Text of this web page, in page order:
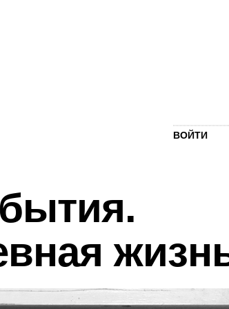
ВОЙТИ